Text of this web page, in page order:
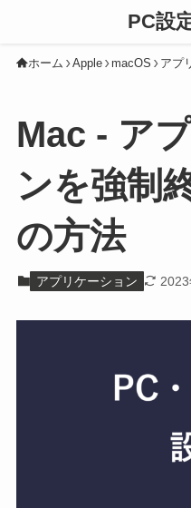
PC設
ホーム Apple macOS アプ
Mac - ア
ンを強制
の方法
アプリケーション